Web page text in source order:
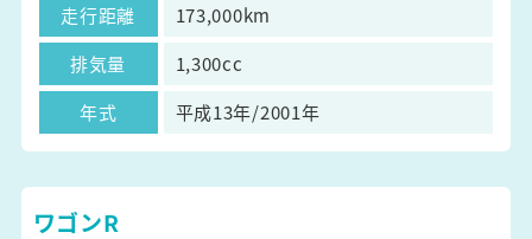
走行距離
173,000km
排気量
1,300cc
年式
平成13年/2001年
ワゴンR